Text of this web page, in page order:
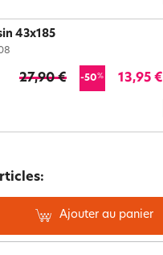
43x185
27,90 € -50% 13,95 €
Ajouter au panier